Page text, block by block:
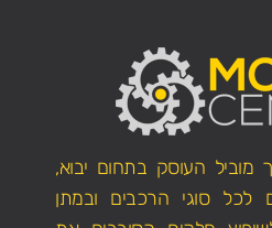
מוביל העוסק בתחום יבוא,
לכל סוגי הרכבים ובמתן